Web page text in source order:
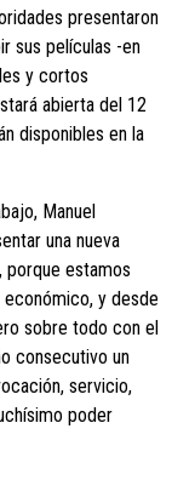
presentaron
sus películas -en
y cortos
abierta del 12
disponibles en la
Manuel
una nueva
porque estamos
y desde
sobre todo con el
consecutivo un
servicio,
poder